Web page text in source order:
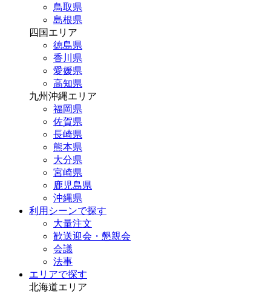
鳥取県
島根県
四国エリア
徳島県
香川県
愛媛県
高知県
九州沖縄エリア
福岡県
佐賀県
長崎県
熊本県
大分県
宮崎県
鹿児島県
沖縄県
利用シーンで探す
大量注文
歓送迎会・懇親会
会議
法事
エリアで探す
北海道エリア